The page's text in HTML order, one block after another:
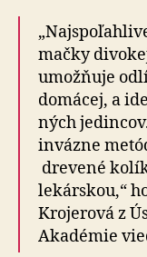
mačky
umožňuje
domácej, a
ných
in­váz­ne
drevené
lekárskou,“
Krojerová z
Akadémie